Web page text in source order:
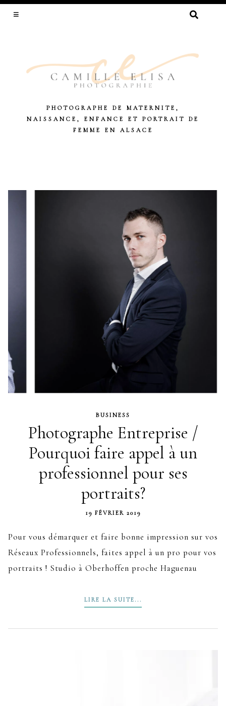
RECHERCHER :
PHOTOGRAPHE DE MATERNITE,
NAISSANCE, ENFANCE ET PORTRAIT DE
FEMME EN ALSACE
BUSINESS
Photographe Entreprise /
Pourquoi faire appel à un
professionnel pour ses
portraits?
19 FÉVRIER 2019
Pour vous démarquer et faire bonne impression sur vos
Réseaux Professionnels, faites appel à un pro pour vos
portraits ! Studio à Oberhoffen proche Haguenau
LIRE LA SUITE...